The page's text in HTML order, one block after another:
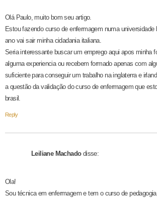
Olá Paulo, muito bom seu artigo.
Estou fazendo curso de enfermagem numa universidade
ano vai sair minha cidadania italiana.
Seria interessante buscar um emprego aqui apos minha
alguma experiencia ou recebem formado apenas com
suficiente para conseguir um trabalho na inglaterra e
a questão da validação do curso de enfermagem que
brasil.
Reply
Leiliane Machado disse:
Ola!
Sou técnica em enfermagem e tem o curso de